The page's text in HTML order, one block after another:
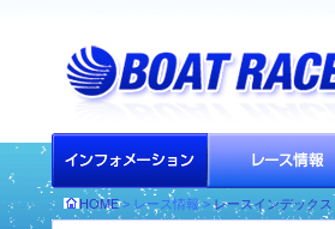
HOME> レース情報 >レースインデックス